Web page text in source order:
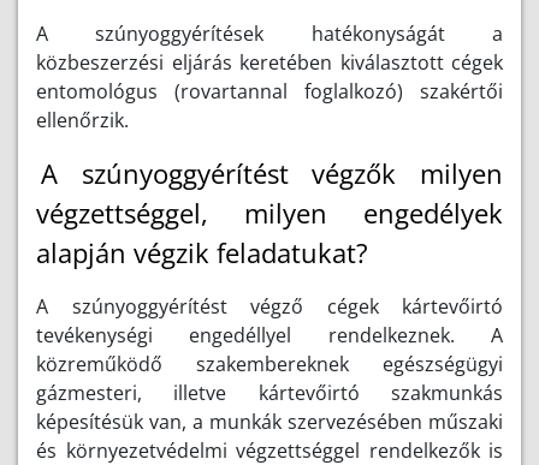
A szúnyoggyérítések hatékonyságát a
közbeszerzési eljárás keretében kiválasztott cégek
entomológus (rovartannal foglalkozó) szakértői
ellenőrzik.
A szúnyoggyérítést végzők milyen
végzettséggel, milyen engedélyek
alapján végzik feladatukat?
A szúnyoggyérítést végző cégek kártevőirtó
tevékenységi engedéllyel rendelkeznek. A
közreműködő szakembereknek egészségügyi
gázmesteri, illetve kártevőirtó szakmunkás
képesítésük van, a munkák szervezésében műszaki
és környezetvédelmi végzettséggel rendelkezők is